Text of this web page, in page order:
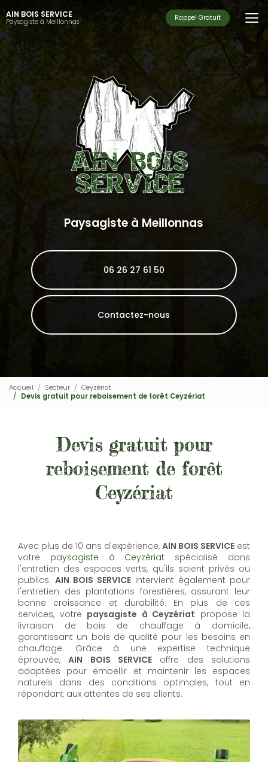
au
contenu
principal
AIN BOIS SERVICE
Paysagiste à Meillonnas Rappel Gratuit
Paysagiste à Meillonnas
06 26 27 61 50
Contactez-nous
Accueil Secteur
Ceyzériat
Devis gratuit pour reboisement de forêt Ceyzériat
Devis gratuit pour
reboisement de forêt
Ceyzériat
Avec plus de 10 ans d'expérience, AIN BOIS SERVICE est
votre paysagiste à Ceyzériat spécialisé dans
l'entretien des espaces verts, qu'ils soient privés ou
publics. AIN BOIS SERVICE intervient également pour
l'entretien des plantations forestières, assurant leur
bonne croissance et durabilité. En plus de ces
services, votre paysagiste à Ceyzériat propose la
livraison de bois de chauffage à domicile,
garantissant un bois de qualité pour les besoins en
chauffage. Grâce à une expertise technique
éprouvée,AIN BOIS SERVICE offre des solutions
adaptées pour embellir et maintenir les espaces
naturels dans des conditions optimales, tout en
répondant aux attentes de ses clients.